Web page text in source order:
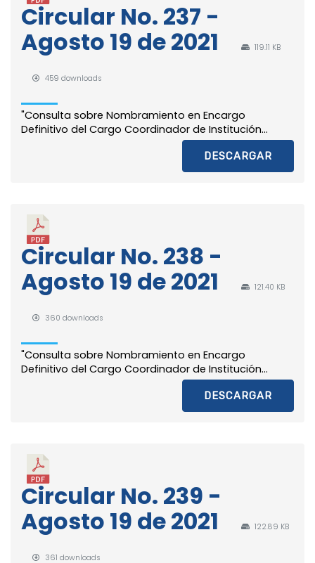
Circular No. 237 -
Agosto 19 de 2021
119.11 KB
459 downloads
"Consulta sobre Nombramiento en Encargo
Definitivo del Cargo Coordinador de Institución...
DESCARGAR
Circular No. 238 -
Agosto 19 de 2021
121.40 KB
360 downloads
"Consulta sobre Nombramiento en Encargo
Definitivo del Cargo Coordinador de Institución...
DESCARGAR
Circular No. 239 -
Agosto 19 de 2021
122.89 KB
361 downloads